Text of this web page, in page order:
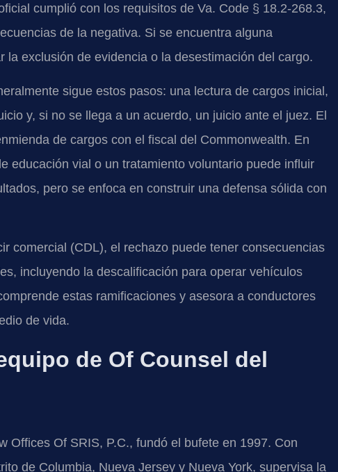
cumplió con los requisitos de Va. Code § 18.2-268.3,
de la negativa. Si se encuentra alguna
la exclusión de evidencia o la desestimación del cargo.
sigue estos pasos: una lectura de cargos inicial,
y, si no se llega a un acuerdo, un juicio ante el juez. El
de cargos con el fiscal del Commonwealth. En
educación vial o un tratamiento voluntario puede influir
pero se enfoca en construir una defensa sólida con
comercial (CDL), el rechazo puede tener consecuencias
incluyendo la descalificación para operar vehículos
estas ramificaciones y asesora a conductores
de vida.
de Of Counsel del
Offices Of SRIS, P.C., fundó el bufete en 1997. Con
de Columbia, Nueva Jersey y Nueva York, supervisa la